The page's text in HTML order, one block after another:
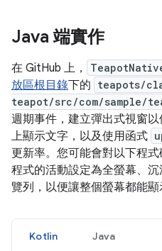
Java 端實作
在 GitHub 上，
放區根目錄下的 teapots/
teapot/src/com/sample/
週期事件，建立彈出式視窗
上顯示文字，以及使用函式
更新率。您可能會對以下程
程式的活動設定為全螢幕、
覽列，以便讓整個螢幕都能
Kotlin Java